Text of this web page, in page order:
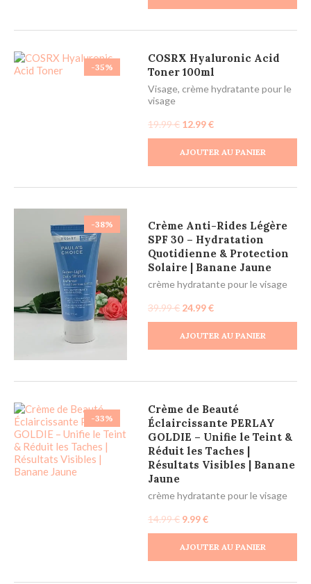
-35%
COSRX Hyaluronic Acid
Toner 100ml
Visage, crème hydratante pour le
visage
19.99€ 12.99€
AJOUTER AU PANIER
-38%
Crème Anti-Rides Légère
SPF 30 – Hydratation
Quotidienne & Protection
Solaire | Banane Jaune
crème hydratante pour le visage
39.99€ 24.99€
AJOUTER AU PANIER
-33%
Crème de Beauté
Éclaircissante PERLAY
GOLDIE – Unifie le Teint &
Réduit les Taches |
Résultats Visibles | Banane
Jaune
crème hydratante pour le visage
14.99€ 9.99€
AJOUTER AU PANIER